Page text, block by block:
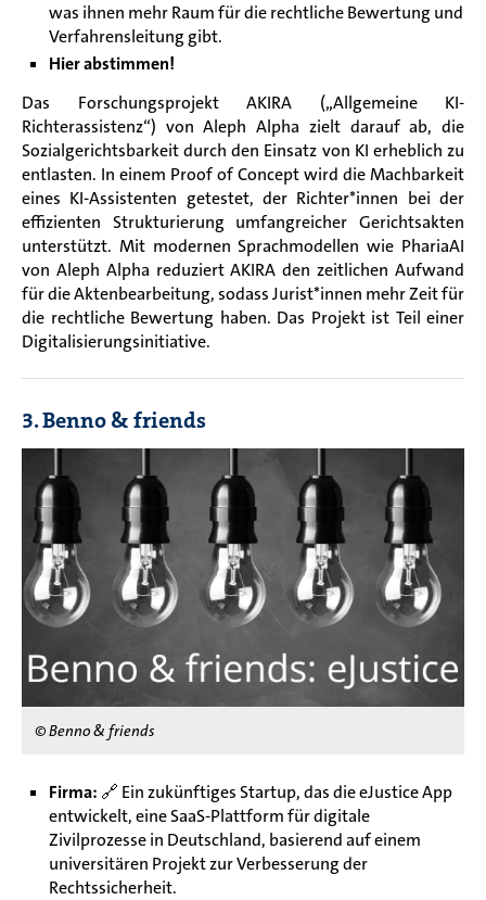
was ihnen mehr Raum für die rechtliche Bewertung und
Verfahrensleitung gibt.
Hier abstimmen!
Das Forschungsprojekt AKIRA („Allgemeine KI-
Richterassistenz“) von Aleph Alpha zielt darauf ab, die
Sozialgerichtsbarkeit durch den Einsatz von KI erheblich zu
entlasten. In einem Proof of Concept wird die Machbarkeit
eines KI-Assistenten getestet, der Richter*innen bei der
effizienten Strukturierung umfangreicher Gerichtsakten
unterstützt. Mit modernen Sprachmodellen wie PhariaAI
von Aleph Alpha reduziert AKIRA den zeitlichen Aufwand
für die Aktenbearbeitung, sodass Jurist*innen mehr Zeit für
die rechtliche Bewertung haben. Das Projekt ist Teil einer
Digitalisierungsinitiative.
3. Benno & friends
© Benno & friends
Firma: 🔗 Ein zukünftiges Startup, das die eJustice App
entwickelt, eine SaaS-Plattform für digitale
Zivilprozesse in Deutschland, basierend auf einem
universitären Projekt zur Verbesserung der
Rechtssicherheit.